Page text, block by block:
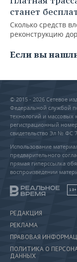
станет
Сколько средств
реконструкцию
Если вы
© 2015 - 2026 Сетевое
Федеральной службой
технологий и массовых
регистрационный
свидетельство Эл № ФС
Использование
предварительного
прямая гиперссылка
воспроизведении
18+
РЕДАКЦИЯ
РЕКЛАМА
ПРАВОВАЯ
ПОЛИТИКА О
ДАННЫХ